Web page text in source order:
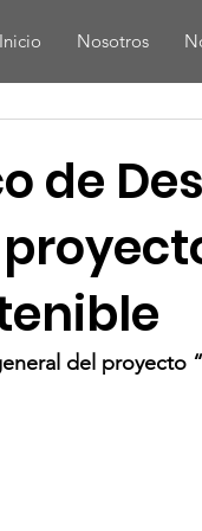
Inicio Nosotros
de
del proyecto